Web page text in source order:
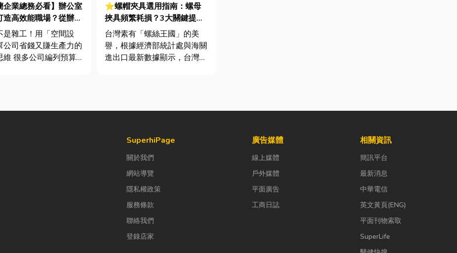
企業總務必看】辦公室
造高效能職場？從辦公
系統屏風到空間設計關
是雜工！用「空間設
公司省錢又賺生產力的
編列預算
⭐螺帽夾具選用指南：螺母
挾具頻繁耗損？3大關鍵提升
扣件成型良率與壽命
台灣素有「螺絲王國」的美
譽，根據經濟部統計處與海關
進出口最新數據顯示，台灣扣
SuperhiPage
關於我們
網站導覽
隱私權政策
服務條款
聯絡我們
登錄店家
廣告媒體
線上媒體
戶外媒體
平面廣告
工商日誌
相關資訊
簡訊平台
最新消息
中華電信
英文黃頁(ENG)
平面刊物索取
SuperLife